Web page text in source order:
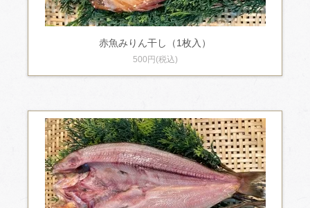
赤魚みりん干し（1枚入）
500円(税込)